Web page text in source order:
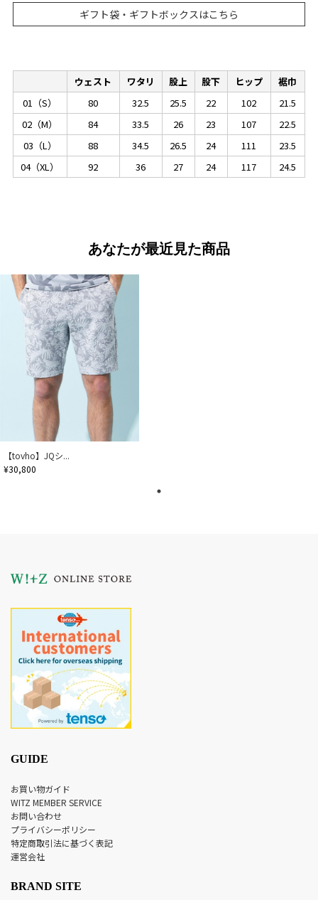
ギフト袋・ギフトボックスはこちら
ウェスト ワタリ 股上 股下 ヒップ
裾巾
01（S）
80 32.5 25.5 22 102
21.5
02（M）
84 33.5 26 23 107
22.5
03（L）
88 34.5 26.5 24 111
23.5
04（XL）
92 36 27 24 117 24.5
あなたが最近見た商品
【tovho】JQシ...
¥30,800
GUIDE
お買い物ガイド
WITZ MEMBER SERVICE
お問い合わせ
プライバシーポリシー
特定商取引法に基づく表記
運営会社
BRAND SITE